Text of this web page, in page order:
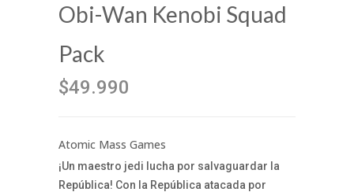
Obi-Wan Kenobi Squad
Pack
$49.990
Atomic Mass Games
¡Un maestro jedi lucha por salvaguardar la
República! Con la República atacada por